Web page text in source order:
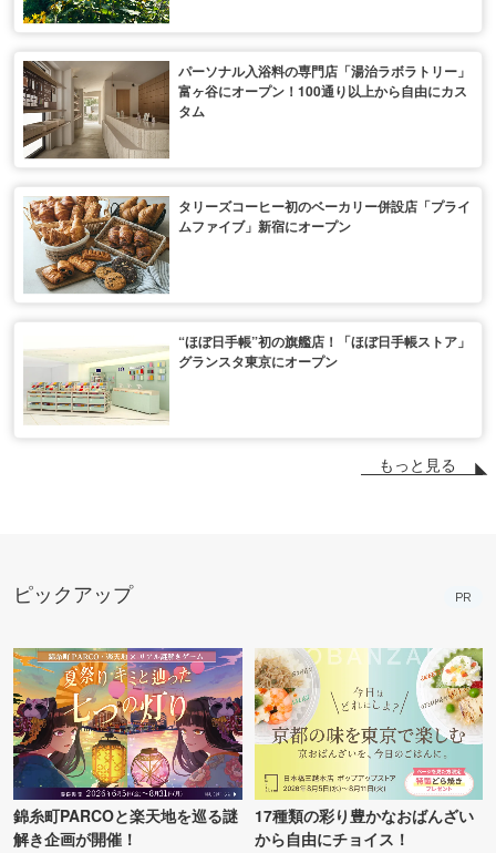
パーソナル入浴料の専門店「湯治ラボラトリー」
富ヶ谷にオープン！100通り以上から自由にカス
タム
タリーズコーヒー初のベーカリー併設店「プライ
ムファイブ」新宿にオープン
“ほぼ日手帳”初の旗艦店！「ほぼ日手帳ストア」
グランスタ東京にオープン
もっと見る
ピックアップ PR
錦糸町PARCOと楽天地を巡る謎
解き企画が開催！
17種類の彩り豊かなおばんざい
から自由にチョイス！